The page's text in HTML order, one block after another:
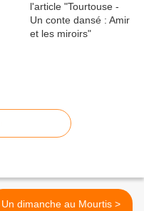
Un dimanche au Mourtis >